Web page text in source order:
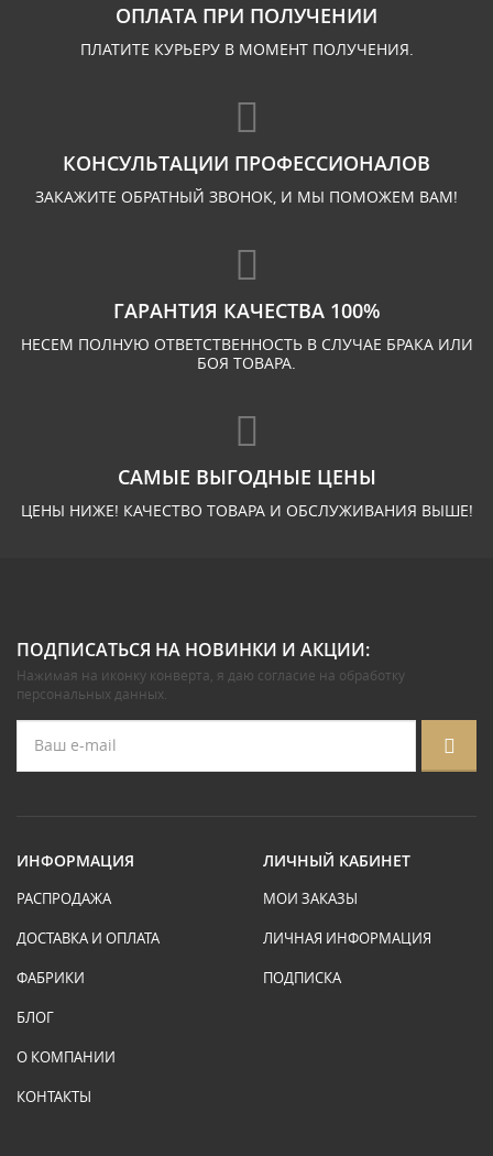
ОПЛАТА ПРИ ПОЛУЧЕНИИ
ПЛАТИТЕ КУРЬЕРУ В МОМЕНТ ПОЛУЧЕНИЯ.
КОНСУЛЬТАЦИИ ПРОФЕССИОНАЛОВ
ЗАКАЖИТЕ ОБРАТНЫЙ ЗВОНОК, И МЫ ПОМОЖЕМ ВАМ!
ГАРАНТИЯ КАЧЕСТВА 100%
НЕСЕМ ПОЛНУЮ ОТВЕТСТВЕННОСТЬ В СЛУЧАЕ БРАКА ИЛИ
БОЯ ТОВАРА.
САМЫЕ ВЫГОДНЫЕ ЦЕНЫ
ЦЕНЫ НИЖЕ! КАЧЕСТВО ТОВАРА И ОБСЛУЖИВАНИЯ ВЫШЕ!
ПОДПИСАТЬСЯ НА НОВИНКИ И АКЦИИ:
Нажимая на иконку конверта, я даю согласие на обработку
персональных данных
ИНФОРМАЦИЯ
РАСПРОДАЖА
ДОСТАВКА И ОПЛАТА
ФАБРИКИ
БЛОГ
О КОМПАНИИ
КОНТАКТЫ
ЛИЧНЫЙ КАБИНЕТ
МОИ ЗАКАЗЫ
ЛИЧНАЯ ИНФОРМАЦИЯ
ПОДПИСКА